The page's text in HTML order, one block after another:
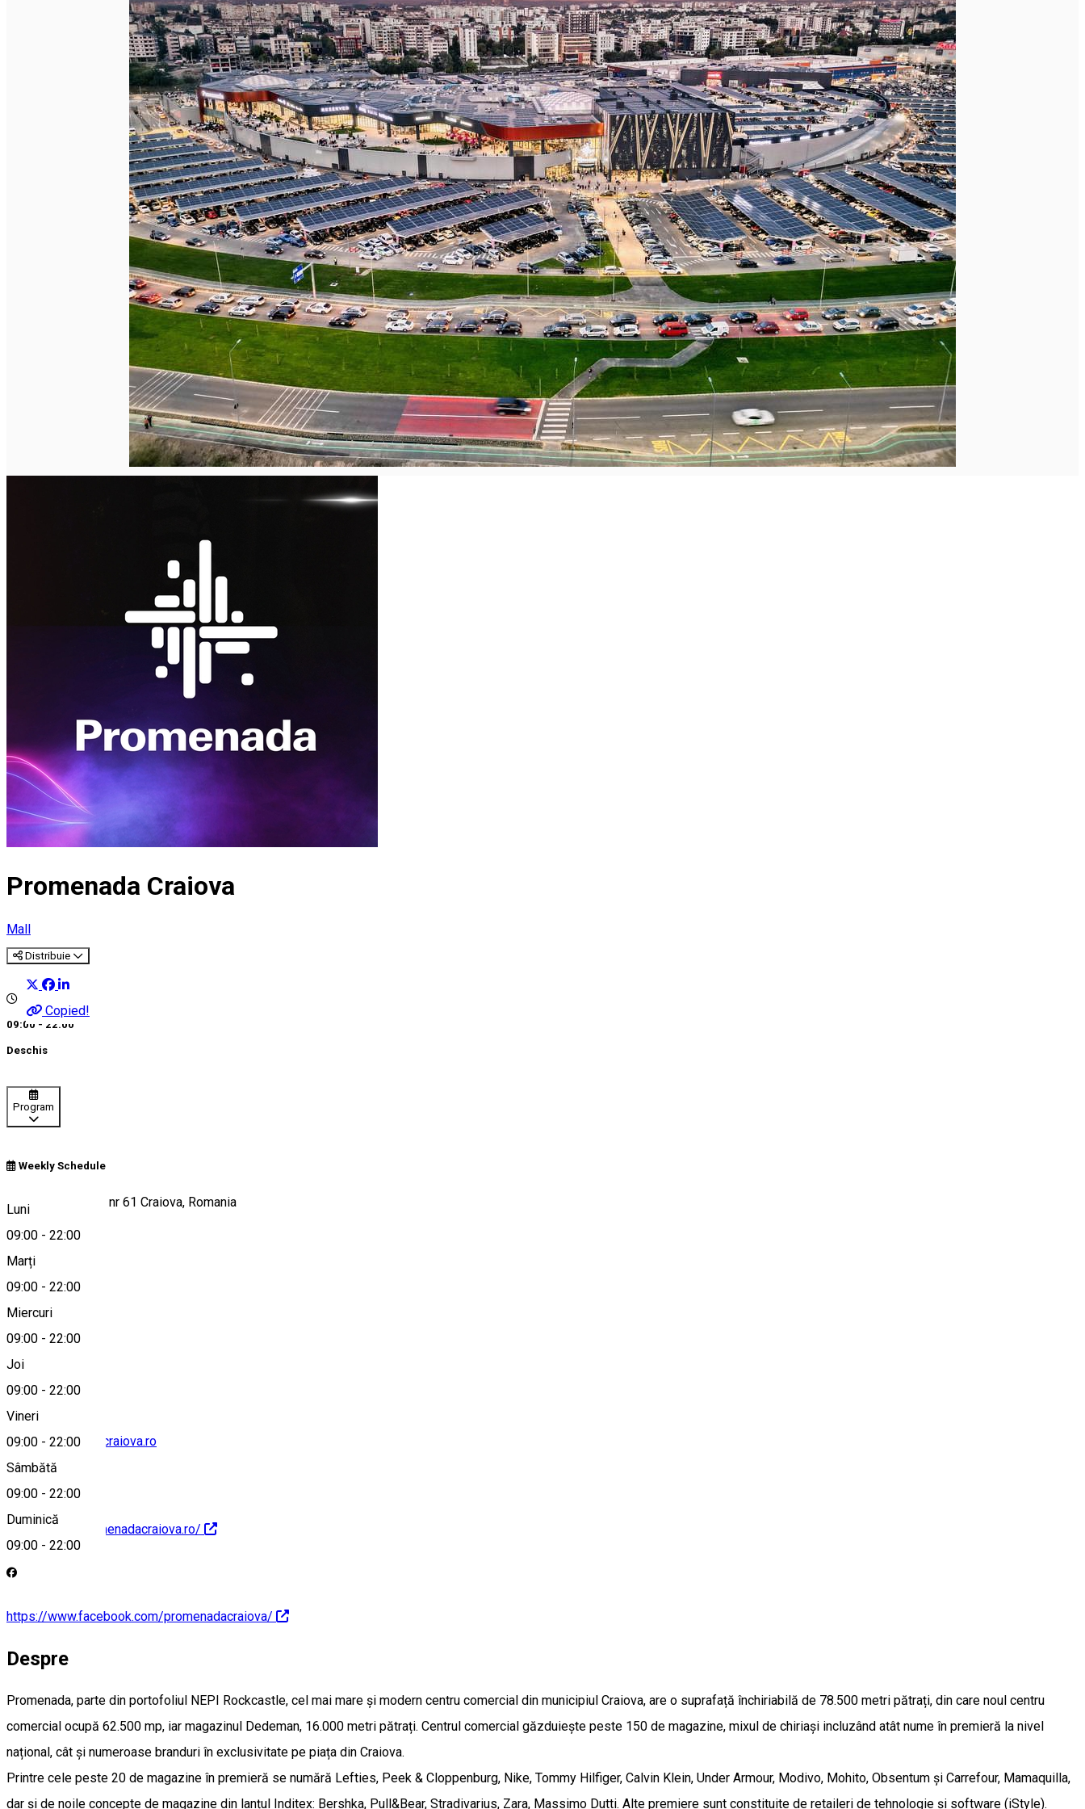
Închirieri auto
Închirieri biciclete
Încărcare vehicule electrice
Promenada Craiova
Mall
Distribuie
Copied!
09:00 - 22:00
Deschis
Program
Weekly Schedule
Luni
09:00 - 22:00
Marți
09:00 - 22:00
Miercuri
09:00 - 22:00
Joi
09:00 - 22:00
Vineri
09:00 - 22:00
Sâmbătă
09:00 - 22:00
Duminică
09:00 - 22:00
Calea Severinului, nr 61 Craiova, Romania
Hartă
info@promenadacraiova.ro
https://www.promenadacraiova.ro/
https://www.facebook.com/promenadacraiova/
Despre
Promenada, parte din portofoliul NEPI Rockcastle, cel mai mare și modern centru comercial din municipiul Craiova, are o suprafață închiriabilă de 78.500 metri pătrați, din care noul centru
comercial ocupă 62.500 mp, iar magazinul Dedeman, 16.000 metri pătrați. Centrul comercial găzduiește peste 150 de magazine, mixul de chiriași incluzând atât nume în premieră la nivel
național, cât și numeroase branduri în exclusivitate pe piața din Craiova.
Printre cele peste 20 de magazine în premieră se numără Lefties, Peek & Cloppenburg, Nike, Tommy Hilfiger, Calvin Klein, Under Armour, Modivo, Mohito, Obsentum și Carrefour, Mamaquilla,
dar și de noile concepte de magazine din lanțul Inditex: Bershka, Pull&Bear, Stradivarius, Zara, Massimo Dutti. Alte premiere sunt constituite de retaileri de tehnologie și software (iStyle).